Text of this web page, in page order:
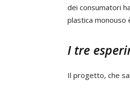
dei consumatori
plastica monouso
I tre
Il progetto, che